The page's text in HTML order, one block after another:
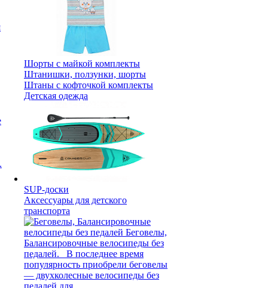
Шорты с майкой комплекты
Штанишки, ползунки, шорты
Штаны с кофточкой комплекты
Детская одежда
SUP-доски
Аксессуары для детского
транспорта